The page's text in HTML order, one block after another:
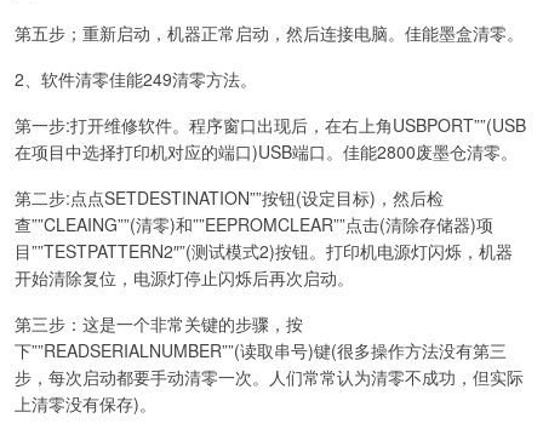
第五步；重新启动，机器正常启动，然后连接电脑。佳能墨盒清零。
2、软件清零佳能249清零方法。
第一步:打开维修软件。程序窗口出现后，在右上角USBPORT””(USB
在项目中选择打印机对应的端口)USB端口。佳能2800废墨仓清零。
第二步:点点SETDESTINATION””按钮(设定目标)，然后检
查””CLEAING””(清零)和””EEPROMCLEAR””点击(清除存储器)项
目””TESTPATTERN2″”(测试模式2)按钮。打印机电源灯闪烁，机器
开始清除复位，电源灯停止闪烁后再次启动。
第三步：这是一个非常关键的步骤，按
下””READSERIALNUMBER””(读取串号)键(很多操作方法没有第三
步，每次启动都要手动清零一次。人们常常认为清零不成功，但实际
上清零没有保存)。